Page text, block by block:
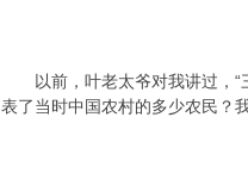
以前，叶老太爷对我讲过，“三
表了当时中国农村的多少农民？